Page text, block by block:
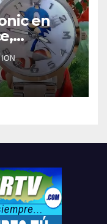
en
que